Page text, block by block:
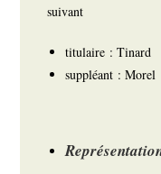
suivant
titulaire : Tinard
suppléant : Morel